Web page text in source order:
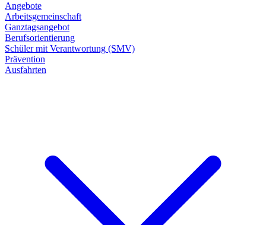
Angebote
Arbeitsgemeinschaft
Ganztagsangebot
Berufsorientierung
Schüler mit Verantwortung (SMV)
Prävention
Ausfahrten